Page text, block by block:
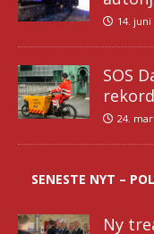
14. juni
SOS
24.
SENESTE NYT –
Ny